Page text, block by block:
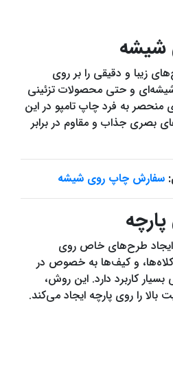
شیشه
زیبا و دقیقی را بر روی
و حتی محصولات تزئینی
منحصر به فرد چاپ تامپو در این
بصری جذاب و مقاوم در برابر
سفارش چاپ روی شیشه
ایجاد طرح‌های خاص روی
کلاه‌ها، و کیف‌ها به خصوص در
کاربرد دارد. این روش،
را روی پارچه ایجاد می‌کند.